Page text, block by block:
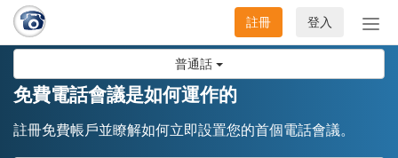
普通話
切
換
登入
註冊
免費電話會議是如何運作的
註冊免費帳戶並瞭解如何立即設置您的首個電話會議。